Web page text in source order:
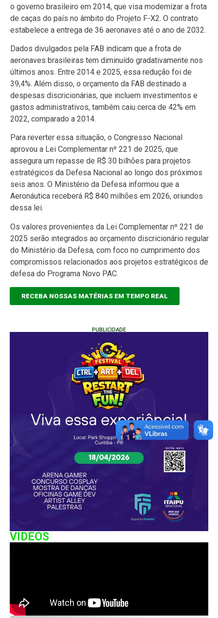
o governo brasileiro em 2014, que visa modernizar a frota
de caças do país no âmbito do Projeto F-X2. O contrato
estabelece a entrega de 36 aeronaves até o ano de 2032.
Dados divulgados pela FAB indicam que a frota de
aeronaves brasileiras tem diminuído gradativamente nos
últimos anos. Entre 2014 e 2025, essa redução foi de
39,4%. Além disso, o orçamento da FAB destinado a
despesas discricionárias, que incluem investimentos e
gastos administrativos, também caiu cerca de 42% em
2022, comparado a 2014.
Para reverter essa situação, o Congresso Nacional
aprovou a Lei Complementar nº 221 de 2025, que
assegura um repasse de R$ 30 bilhões para projetos
estratégicos da Defesa Nacional ao longo dos próximos
seis anos. O Ministério da Defesa informou que a
Aeronáutica receberá R$ 840 milhões em 2026, oriundos
dessa lei.
Os valores provenientes da Lei Complementar nº 221 de
2025 serão integrados ao orçamento discricionário regular
do Ministério da Defesa, com foco no cumprimento dos
compromissos relacionados aos projetos estratégicos de
defesa do Programa Novo PAC.
RECEBA NOSSAS MATÉRIAS EM TEMPO REAL
PUBLICIDADE
VIDEOS